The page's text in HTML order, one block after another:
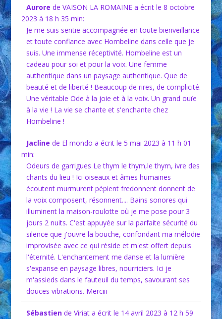
Aurore de VAISON LA ROMAINE a écrit le 8 octobre
2023 à 18 h 35 min:
Je me suis sentie accompagnée en toute bienveillance
et toute confiance avec Hombeline dans celle que je
suis. Une immense réceptivité. Hombeline est un
cadeau pour soi et pour la voix. Une femme
authentique dans un paysage authentique. Que de
beauté et de liberté ! Beaucoup de rires, de complicité.
Une véritable Ode à la joie et à la voix. Un grand ouïe
à la vie ! La vie se chante et s'enchante chez
Hombeline !
Jacline de El mondo a écrit le 5 mai 2023 à 11 h 01
min:
Odeurs de garrigues Le thym le thym,le thym, ivre des
chants du lieu ! Ici oiseaux et âmes humaines
écoutent murmurent pépient fredonnent donnent de
la voix composent, résonnent.... Bains sonores qui
illuminent la maison-roulotte où je me pose pour 3
jours 2 nuits. C'est appuyée sur la parfaite sécurité du
silence que j'ouvre la bouche, confondant ma mélodie
improvisée avec ce qui réside et m'est offert depuis
l'éternité. L'enchantement me danse et la lumière
s'expanse en paysage libres, nourriciers. Ici je
m'assieds dans le fauteuil du temps, savourant ses
douces vibrations. Merciii
Sébastien de Viriat a écrit le 14 avril 2023 à 12 h 59